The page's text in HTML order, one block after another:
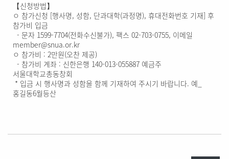
【신청방법】
ㅇ 참가신청 [행사명, 성함, 단과대학(과정명), 휴대전화번호 기재] 후
참가비 입금
- 문자 1599-7704(전화수신불가), 팩스 02-703-0755, 이메일
member@snua.or.kr
ㅇ 참가비 : 2만원(오찬 제공)
- 참가비 계좌 : 신한은행 140-013-055887 예금주
서울대학교총동창회
* 입금 시 행사명과 성함을 함께 기재하여 주시기 바랍니다. 예_
홍길동6월등산